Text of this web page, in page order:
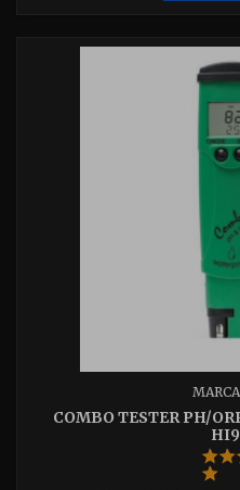
COMBO TESTER PH/